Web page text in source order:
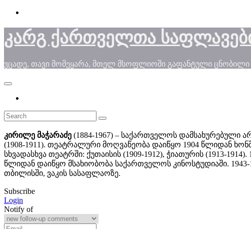
Skip
content
კარგ ქართველთა
ვცადე, თავი მომეყარა, მთელ მსოფლიოში გაფანტული ცნობილი
კირილე მაჭარაძე (1884-1967) – საქართველოს დამსახურებული
(1908-1911). თეატრალური მოღვაწეობა დაიწყო 1904 წლიდან
სხვადასხვა თეატრში: ქუთაისის (1909-1912), ჭიათურის (1913-
წლიდან დაიწყო მსახიობობა საქართველოს კინოსტუდიაში.
თბილისში, ვაკის სასაფლაოზე.
Subscribe
Login
Notify of